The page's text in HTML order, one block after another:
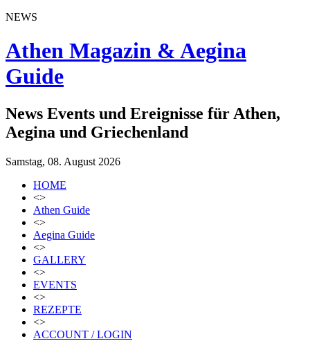
NEWS
Athen Magazin & Aegina
Guide
News Events und Ereignisse für Athen,
Aegina und Griechenland
Samstag, 08. August 2026
HOME
<>
Athen Guide
<>
Aegina Guide
<>
GALLERY
<>
EVENTS
<>
REZEPTE
<>
ACCOUNT / LOGIN